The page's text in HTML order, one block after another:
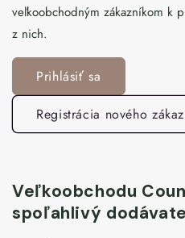
veľkoobchodným zákazníkom k
z nich.
Prihlásiť sa
Registrácia nového
Veľkoobchodu
spoľahlivý